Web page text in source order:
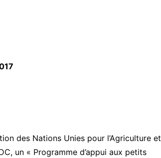
des Nations Unies pour l’Agriculture et
un « Programme d’appui aux petits